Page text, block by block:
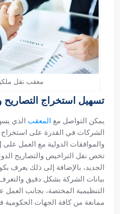
معقب نقل
تسهيل استخراج التصاريح
يمكن التواصل مع المعقب الذي
الشركات في القدرة على استخراج
والموافقات الدولية مع العمل على
تخص نقل التراخيص والتصاريح
الجديد، بالإضافة إلى ذلك يعرف
بيانات الشركة بشكل دقيق
التنظيمية المختصة، بجانب
ممانعة من كافة الجهات